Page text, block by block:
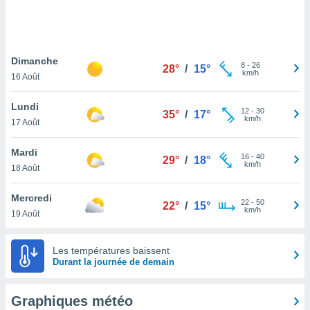
pas
de
à
cas,
que
sur le
et que
Dimanche
16 Août
28° / 15° 8- 26
km/h
Lundi
17 Août
35° / 17° 12- 30
km/h
Mardi
18 Août
29° / 18° 16- 40
km/h
Mercredi
19 Août
22° / 15° 22- 50
km/h
Les températures baissent
Durant la journée de demain
Graphiques météo